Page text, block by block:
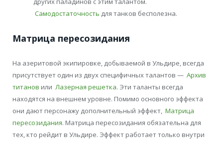
Самодостаточность для танков бесполезна.
Матрица пересозидания
На азеритовой экипировке, добываемой в Ульдире, всегда
присутствует один из двух специфичных талантов — Архив
титанов или Лазерная решетка. Эти таланты всегда
находятся на внешнем уровне. Помимо основного эффекта
они дают персонажу дополнительный эффект, Матрица
пересозидания. Матрица пересозидания обязательна для
тех, кто рейдит в Ульдире. Эффект работает только внутри